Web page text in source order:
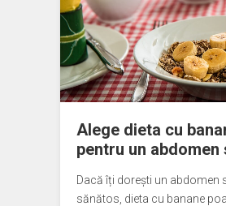
Alege dieta cu
pentru un abdomen
Dacă îți dorești un abdomen
sănătos, dieta cu banane